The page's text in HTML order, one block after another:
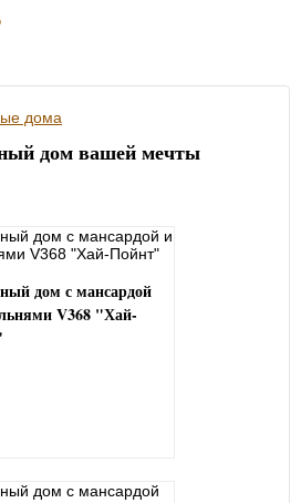
дом вашей мечты
дом с мансардой
V368 "Хай-